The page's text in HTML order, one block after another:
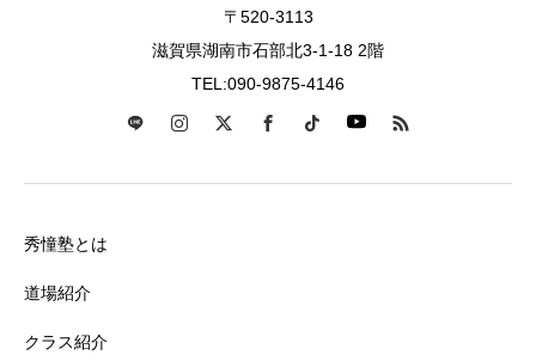
〒520-3113
滋賀県湖南市石部北3-1-18 2階
TEL:090-9875-4146
秀憧塾とは
道場紹介
クラス紹介